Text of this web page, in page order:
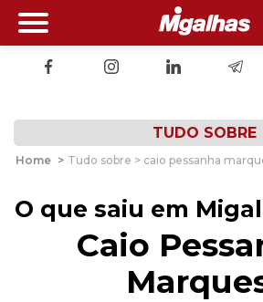
TUDO SOBRE
Home > Tudo sobre > caio pessanha
O que saiu em
Caio